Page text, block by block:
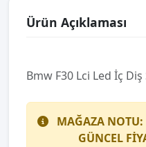
Ürün Açıklaması
Bmw F30 Lci̇ Led İç Diş
MAĞAZA NOTU:
GÜNCEL